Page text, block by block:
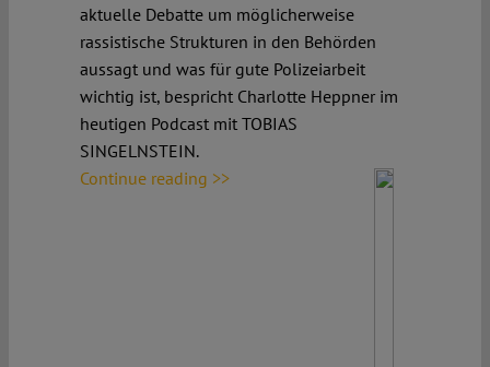
aktuelle Debatte um möglicherweise
rassistische Strukturen in den Behörden
aussagt und was für gute Polizeiarbeit
wichtig ist, bespricht Charlotte Heppner im
heutigen Podcast mit TOBIAS
SINGELNSTEIN.
Continue reading >>